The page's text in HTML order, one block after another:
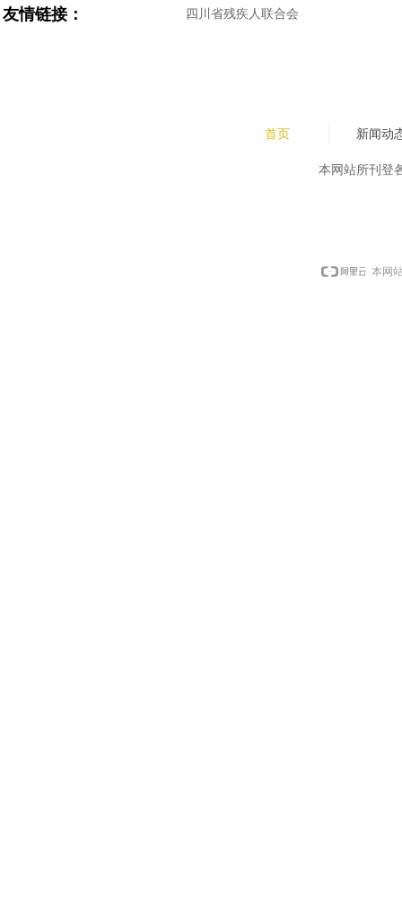
四川省残疾人联合会
友情链接：
首页 新闻动
本网站所刊登
本网